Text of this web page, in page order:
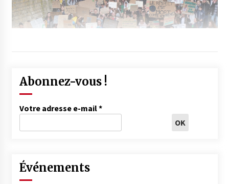
Abonnez-vous !
Votre adresse e-mail*
Événements